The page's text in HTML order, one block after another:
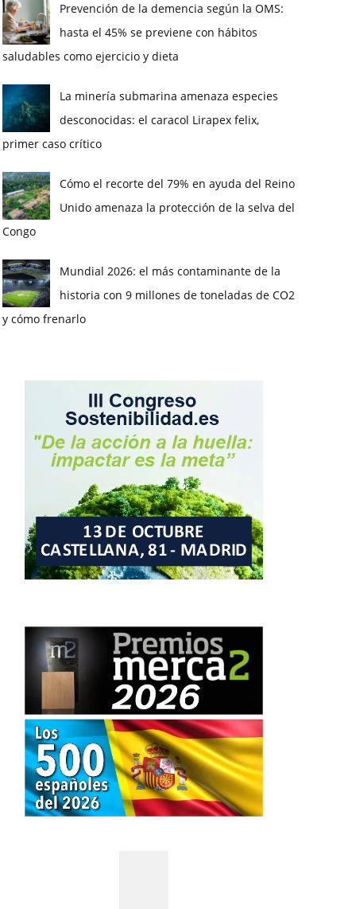
Prevención de la demencia según la OMS:
hasta el 45% se previene con hábitos
saludables como ejercicio y dieta
La minería submarina amenaza especies
desconocidas: el caracol Lirapex felix,
primer caso crítico
Cómo el recorte del 79% en ayuda del Reino
Unido amenaza la protección de la selva del
Congo
Mundial 2026: el más contaminante de la
historia con 9 millones de toneladas de CO2
y cómo frenarlo